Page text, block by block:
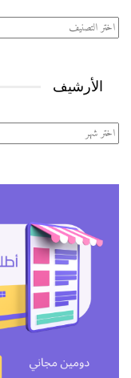
تصنيفات
الأرشيف
الأرشيف